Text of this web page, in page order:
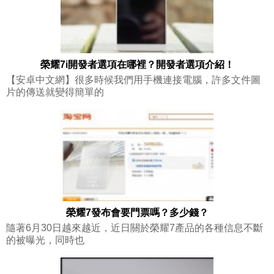
榮耀7i開發者選項在哪裡？開發者選項介紹！
【安卓中文網】很多時候我們用手機連接電腦，許多文件圖
片的傳送就變得簡單的
榮耀7發布會要門票嗎？多少錢？
隨著6月30日越來越近，近日關於榮耀7產品的各種信息不斷
的被曝光，同時也